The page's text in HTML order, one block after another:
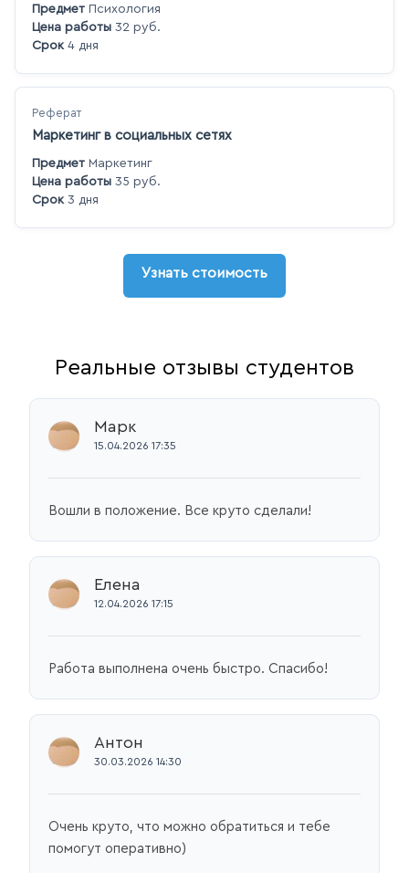
Предмет Психология
Цена работы 32 руб.
Срок4 дня
Реферат
Маркетинг в социальных сетях
Предмет Маркетинг
Цена работы 35 руб.
Срок3 дня
Узнать стоимость
Реальные отзывы студентов
Марк
15.04.2026 17:35
Вошли в положение. Все круто сделали!
Елена
12.04.2026 17:15
Работа выполнена очень быстро. Спасибо!
Антон
30.03.2026 14:30
Очень круто, что можно обратиться и тебе
помогут оперативно)